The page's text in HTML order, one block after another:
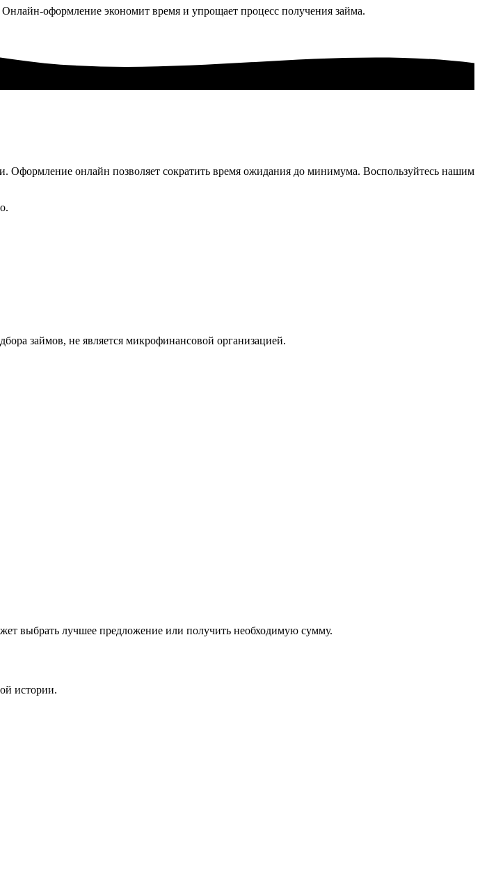
оформление экономит время и упрощает процесс получения займа.
онлайн позволяет сократить время ожидания до минимума. Воспользуйтесь нашим
займов, не является микрофинансовой организацией.
выбрать лучшее предложение или получить необходимую сумму.
истории.